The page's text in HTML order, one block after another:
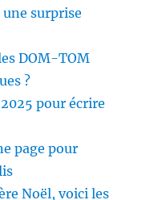
surprise
DOM-TOM
?
pour écrire
page pour
Noël, voici les